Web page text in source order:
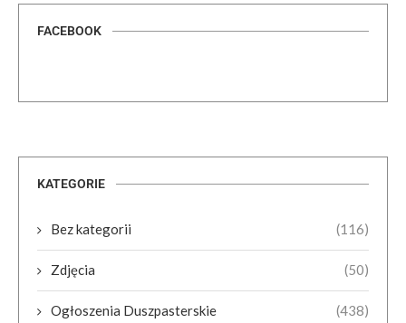
FACEBOOK
KATEGORIE
Bez kategorii (116)
Zdjęcia (50)
Ogłoszenia Duszpasterskie (438)